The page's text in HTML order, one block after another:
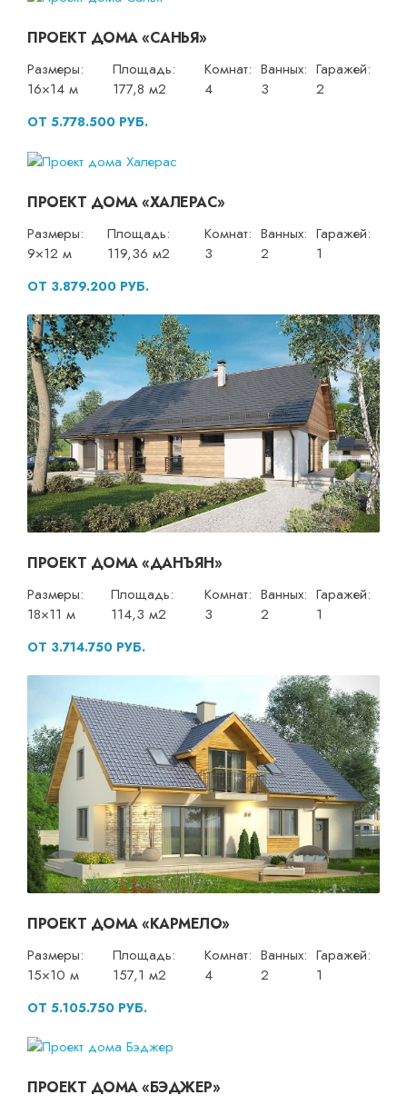
ПРОЕКТ ДОМА «САНЬЯ»
Размеры:
16×14 м
Площадь:
177,8 м2
Комнат:
4
Ванных:
3
Гаражей:
2
ОТ 5.778.500 РУБ.
ПРОЕКТ ДОМА «ХАЛЕРАС»
Размеры:
9×12 м
Площадь:
119,36 м2
Комнат:
3
Ванных:
2
Гаражей:
1
ОТ 3.879.200 РУБ.
ПРОЕКТ ДОМА «ДАНЪЯН»
Размеры:
18×11 м
Площадь:
114,3 м2
Комнат:
3
Ванных:
2
Гаражей:
1
ОТ 3.714.750 РУБ.
ПРОЕКТ ДОМА «КАРМЕЛО»
Размеры:
15×10 м
Площадь:
157,1 м2
Комнат:
4
Ванных:
2
Гаражей:
1
ОТ 5.105.750 РУБ.
ПРОЕКТ ДОМА «БЭДЖЕР»